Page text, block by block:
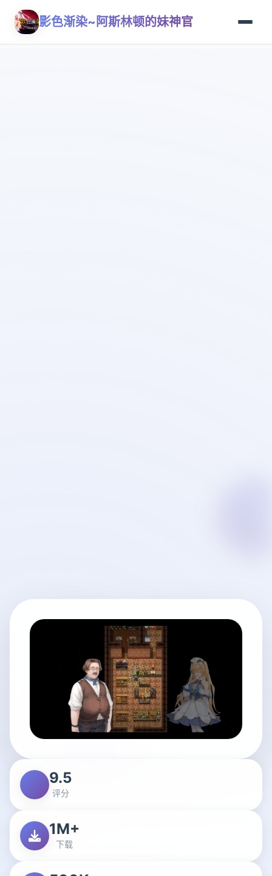
影色渐染~阿斯林顿的妹神官
9.5
评分
1M+
下载